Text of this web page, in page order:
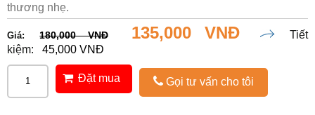
thương nhẹ.
Giá: 180,000 VNĐ 135,000 VNĐ
Tiết
kiệm:
45,000 VNĐ
Đặt mua Gọi tư vấn cho tôi